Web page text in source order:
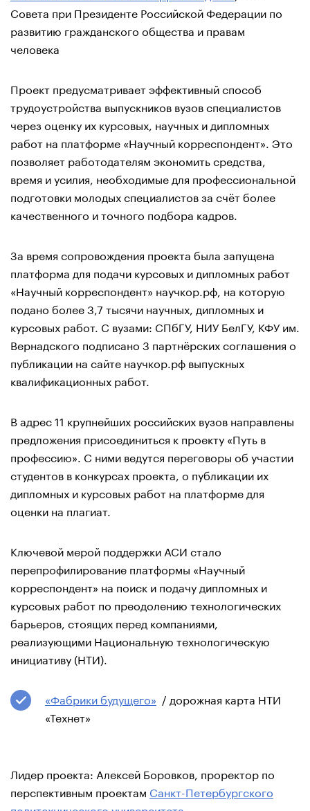
Совета при Президенте Российской Федерации по
развитию гражданского общества и правам
человека
Проект предусматривает эффективный способ
трудоустройства выпускников вузов специалистов
через оценку их курсовых, научных и дипломных
работ на платформе «Научный корреспондент». Это
позволяет работодателям экономить средства,
время и усилия, необходимые для профессиональной
подготовки молодых специалистов за счёт более
качественного и точного подбора кадров.
За время сопровождения проекта была запущена
платформа для подачи курсовых и дипломных работ
«Научный корреспондент» научкор.рф, на которую
подано более 3,7 тысячи научных, дипломных и
курсовых работ. С вузами: СПбГУ, НИУ БелГУ, КФУ им.
Вернадского подписано 3 партнёрских соглашения о
публикации на сайте научкор.рф выпускных
квалификационных работ.
В адрес 11 крупнейших российских вузов направлены
предложения присоединиться к проекту «Путь в
профессию». С ними ведутся переговоры об участии
студентов в конкурсах проекта, о публикации их
дипломных и курсовых работ на платформе для
оценки на плагиат.
Ключевой мерой поддержки АСИ стало
перепрофилирование платформы «Научный
корреспондент» на поиск и подачу дипломных и
курсовых работ по преодолению технологических
барьеров, стоящих перед компаниями,
реализующими Национальную технологическую
инициативу (НТИ).
«Фабрики будущего» / дорожная карта НТИ
«Технет»
Лидер проекта: Алексей Боровков, проректор по
перспективным проектам Санкт-Петербургского